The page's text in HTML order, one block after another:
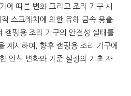
에 따른 변화 그리고 조리 기구 사
스크래치에 의한 유해 금속 용출
캠핑용 조리 기구의 안전성 실태를
제시하여, 향후 캠핑용 조리 기구에
인식 변화와 기준 설정의 기초 자